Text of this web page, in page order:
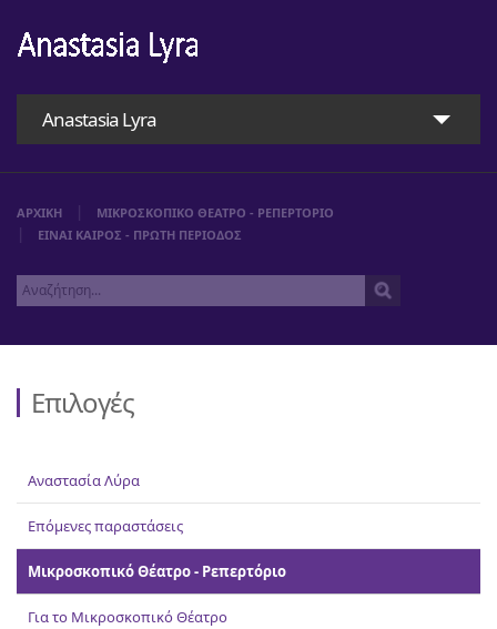
Anastasia Lyra
Αρχική
Αναστασία Λύρα
Επικοινωνία
ΑΡΧΙΚΗ
ΜΙΚΡΟΣΚΟΠΙΚΟ ΘΕΑΤΡΟ - ΡΕΠΕΡΤΟΡΙΟ
ΕΙΝΑΙ ΚΑΙΡΟΣ - ΠΡΩΤΗ ΠΕΡΙΟΔΟΣ
Επιλογές
Αναστασία Λύρα
Επόμενες παραστάσεις
Μικροσκοπικό Θέατρο - Ρεπερτόριο
Για το Μικροσκοπικό Θέατρο